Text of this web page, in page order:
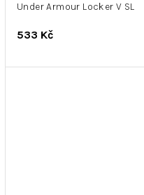
Under Armour Locker V SL
533 Kč